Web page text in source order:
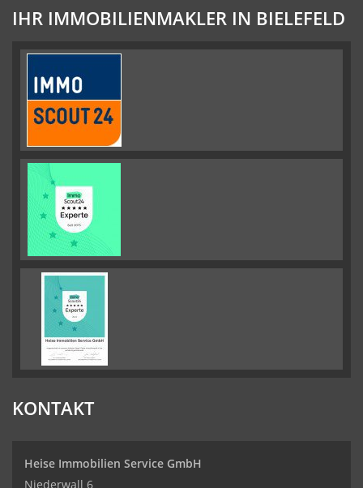
IHR IMMOBILIENMAKLER IN BIELEFELD
KONTAKT
Heise Immobilien Service GmbH
Niederwall 6